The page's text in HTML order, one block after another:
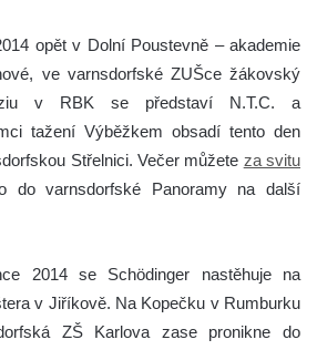
opět v Dolní Poustevně – akademie
ve varnsdorfské ZUŠce žákovský
v RBK se představí N.T.C. a
tažení Výběžkem obsadí tento den
Střelnici. Večer můžete za svitu
do varnsdorfské Panoramy na další
2014 se Schödinger nastěhuje na
v Jiříkově. Na Kopečku v Rumburku
ZŠ Karlova zase pronikne do